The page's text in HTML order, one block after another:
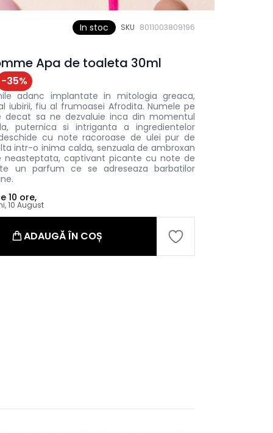
In stoc SKU 8011003809196
Apa de toaleta 30ml
-35%
adanc implantate in mitologia greaca,
iubirii, fiu al frumoasei Afrodita. Numele pe
sa ne dezvaluie inca din momentul
puternica si intriganta a ingredientelor
cu note racoroase de ulei pur de
intr-o inima calda, senzuala de ambroxan
neasteptata, captivant picante cu note de
un parfum ce se adreseaza barbatilor
10 ore,
10 August
ADAUGĂ ÎN COȘ